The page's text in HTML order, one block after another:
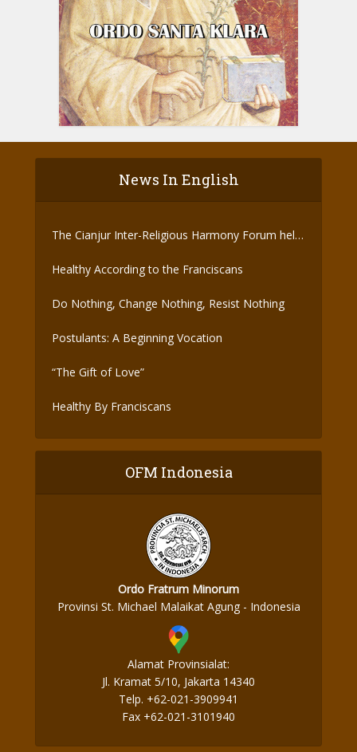
News In English
The Cianjur Inter-Religious Harmony Forum held
Healthy According to the Franciscans
Do Nothing, Change Nothing, Resist Nothing
Postulants: A Beginning Vocation
“The Gift of Love”
Healthy By Franciscans
OFM Indonesia
Ordo Fratrum Minorum
Provinsi St. Michael Malaikat Agung - Indonesia
Alamat Provinsialat:
Jl. Kramat 5/10, Jakarta 14340
Telp. +62-021-3909941
Fax +62-021-3101940